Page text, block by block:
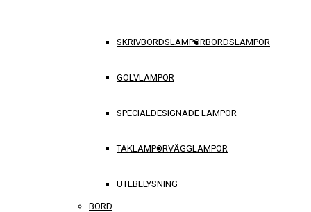
SKRIVBORDSLAMPORBORDSLAMPOR
GOLVLAMPOR
SPECIALDESIGNADE LAMPOR
TAKLAMPORVÄGGLAMPOR
UTEBELYSNING
BORD